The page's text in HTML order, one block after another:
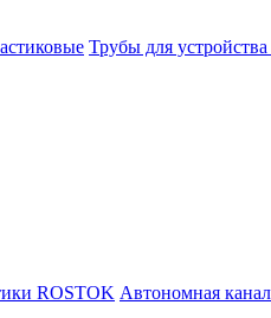
Трубы для
ROSTOK Автономная